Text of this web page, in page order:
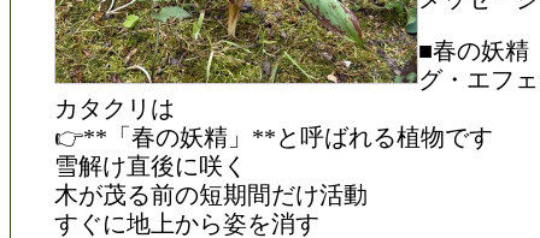
■春の妖精
グ・エフ
カタクリは
👉**「春の妖精」**と呼ばれる植物です
雪解け直後に咲く
木が茂る前の短期間だけ活動
すぐに地上から姿を消す